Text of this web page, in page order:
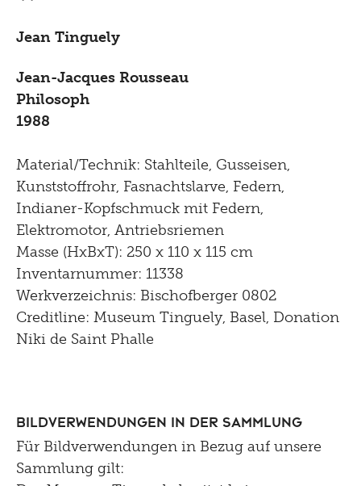
Jean Tinguely
Jean-Jacques Rousseau
Philosoph
1988
Material/Technik: Stahlteile, Gusseisen,
Kunststoffrohr, Fasnachtslarve, Federn,
Indianer-Kopfschmuck mit Federn,
Elektromotor, Antriebsriemen
Masse (HxBxT): 250 x 110 x 115 cm
Inventarnummer: 11338
Werkverzeichnis: Bischofberger 0802
Creditline: Museum Tinguely, Basel, Donation
Niki de Saint Phalle
Bildverwendungen in der Sammlung
Für Bildverwendungen in Bezug auf unsere
Sammlung gilt: